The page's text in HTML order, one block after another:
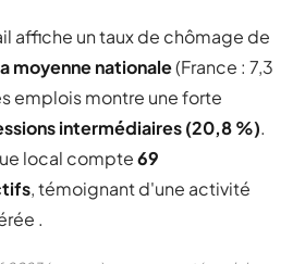
affiche un taux de chômage de
moyenne nationale(France : 7,3
emplois montre une forte
intermédiaires (20,8 %).
local compte69
, témoignant d'une activité
.